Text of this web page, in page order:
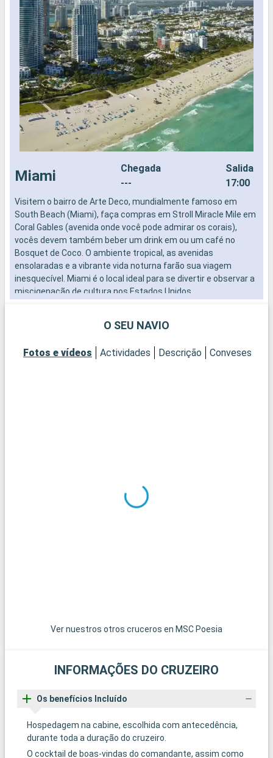
Miami
Chegada
---
Salida
17:00
Visitem o bairro de Arte Deco, mundialmente famoso em
South Beach (Miami), faça compras em Stroll Miracle Mile em
Coral Gables (avenida onde você pode admirar os corais),
vocês devem também beber um drink em ou um café no
Bosquet de Coco. O ambiente tropical, as avenidas
ensolaradas e a vibrante vida noturna farão sua viagem
inesquecível. Miami é o local ideal para se divertir e observar a
miscigenação de cultura nos Estados Unidos.
O SEU NAVIO
Fotos e vídeos Actividades Descrição Conveses
Ver nuestros otros cruceros en MSC Poesia
INFORMAÇÕES DO CRUZEIRO
Os benefícios Incluído
Hospedagem na cabine, escolhida com antecedência,
durante toda a duração do cruzeiro.
O cocktail de boas-vindas do comandante, assim como